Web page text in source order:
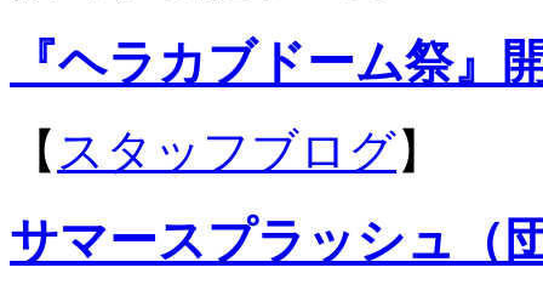
『ヘラカブドーム祭』
【 スタッフブログ】
サマースプラッシュ（